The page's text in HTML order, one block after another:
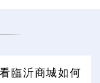
臨沂商城如何